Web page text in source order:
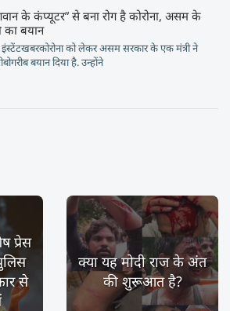
के कंप्‍यूटर” से बना रोग है कोरोना, असम के
का बयान
इंस्टेंटखबरकोरोना को लेकर असम सरकार के एक मंत्री ने
बयान दिया है. उन्होंने
प्रेस
से
क्या यह मोदी राज के अंत
की शुरूआत है?